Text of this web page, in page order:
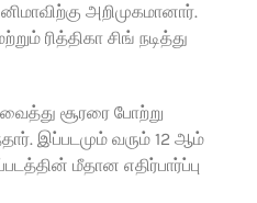
அறிமுகமானார்.
ரித்திகா சிங் நடித்து
சூரரை போற்று
இப்படமும் வரும் 12 ஆம்
மீதான எதிர்பார்ப்பு